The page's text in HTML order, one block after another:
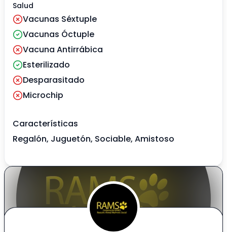
Salud
Vacunas Séxtuple
Vacunas Óctuple
Vacuna Antirrábica
Esterilizado
Desparasitado
Microchip
Características
Regalón, Juguetón, Sociable, Amistoso